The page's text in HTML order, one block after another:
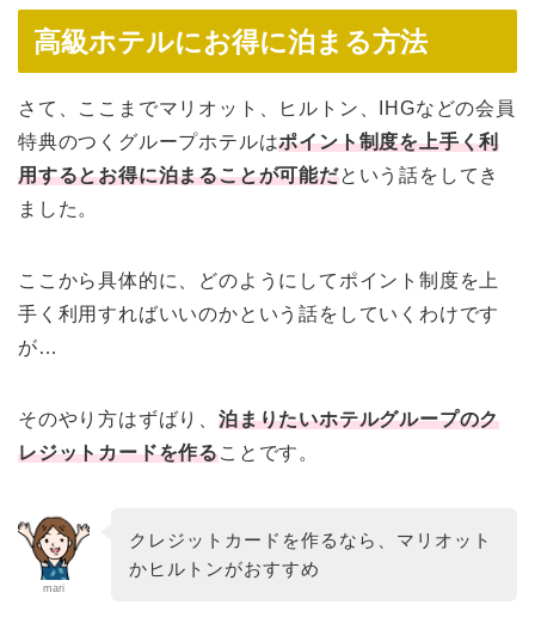
高級ホテルにお得に泊まる方法
さて、ここまでマリオット、ヒルトン、IHGなどの会員
特典のつくグループホテルはポイント制度を上手く利
用するとお得に泊まることが可能だという話をしてき
ました。
ここから具体的に、どのようにしてポイント制度を上
手く利用すればいいのかという話をしていくわけです
が…
そのやり方はずばり、 泊まりたいホテルグループのク
レジットカードを作ることです。
mari
クレジットカードを作るなら、マリオット
かヒルトンがおすすめ